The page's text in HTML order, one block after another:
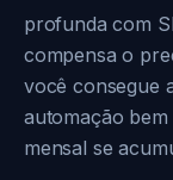
profunda com
compensa o
você consegue
automação
mensal se